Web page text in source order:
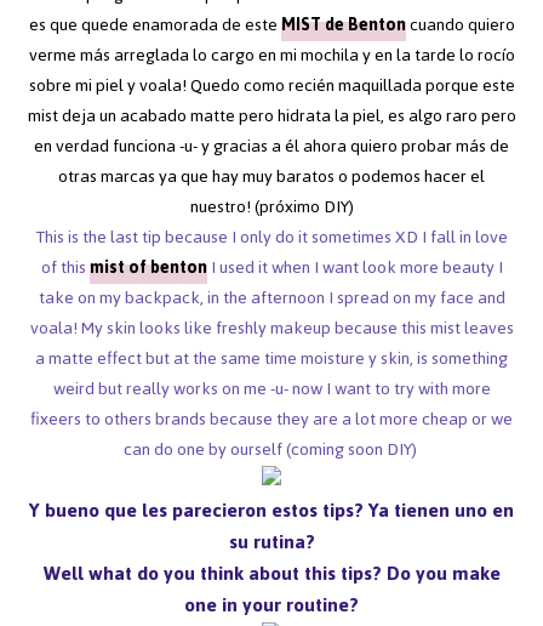
es que quede enamorada de esteMIST de Bentoncuando quiero
verme más arreglada lo cargo en mi mochila y en la tarde lo rocío
sobre mi piel y voala! Quedo como recién maquillada porque este
mist deja un acabado matte pero hidrata la piel, es algo raro pero
en verdad funciona -u- y gracias a él ahora quiero probar más de
otras marcas ya que hay muy baratos o podemos hacer el
nuestro! (próximo DIY)
This is the last tip because I only do it sometimes XD I fall in love
of thismist of bentonI used it when I want look more beauty I
take on my backpack, in the afternoon I spread on my face and
voala! My skin looks like freshly makeup because this mist leaves
a matte effect but at the same time moisture y skin, is something
weird but really works on me -u- now I want to try with more
fixeers to others brands because they are a lot more cheap or we
can do one by ourself (coming soon DIY)
Y bueno que les parecieron estos tips? Ya tienen uno en
su rutina?
Well what do you think about this tips? Do you make
one in your routine?